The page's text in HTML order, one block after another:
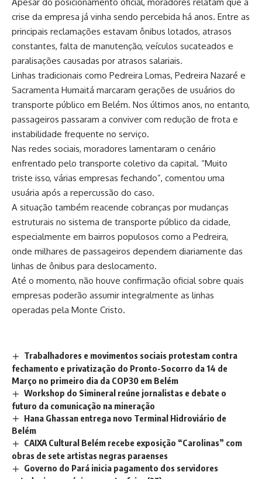
crise da empresa já vinha sendo percebida há anos. Entre as
principais reclamações estavam ônibus lotados, atrasos
constantes, falta de manutenção, veículos sucateados e
paralisações causadas por atrasos salariais.
Linhas tradicionais como Pedreira Lomas, Pedreira Nazaré e
Sacramenta Humaitá marcaram gerações de usuários do
transporte público em Belém. Nos últimos anos, no entanto,
passageiros passaram a conviver com redução de frota e
instabilidade frequente no serviço.
Nas redes sociais, moradores lamentaram o cenário
enfrentado pelo transporte coletivo da capital. “Muito
triste isso, várias empresas fechando”, comentou uma
usuária após a repercussão do caso.
A situação também reacende cobranças por mudanças
estruturais no sistema de transporte público da cidade,
especialmente em bairros populosos como a Pedreira,
onde milhares de passageiros dependem diariamente das
linhas de ônibus para deslocamento.
Até o momento, não houve confirmação oficial sobre quais
empresas poderão assumir integralmente as linhas
operadas pela Monte Cristo.
Trabalhadores e movimentos sociais protestam contra
fechamento e privatização do Pronto-Socorro da 14 de
Março no primeiro dia da COP30 em Belém
Workshop do Simineral reúne jornalistas e debate o
futuro da comunicação na mineração
Hana Ghassan entrega novo Terminal Hidroviário de
Belém
CAIXA Cultural Belém recebe exposição “Carolinas” com
obras de sete artistas negras paraenses
Governo do Pará inicia pagamento dos servidores